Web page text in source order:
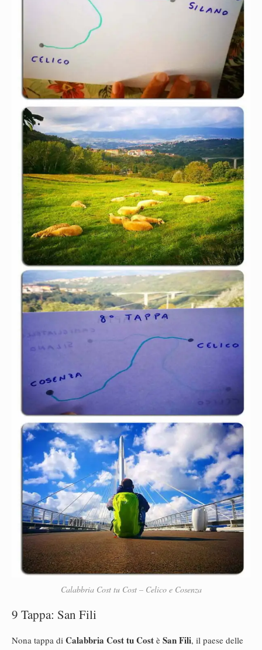
Calabbria Cost tu Cost – Celico e Cosenza
9 Tappa: San Fili
Nona tappa di Calabbria Cost tu Cost è San Fili, il paese delle